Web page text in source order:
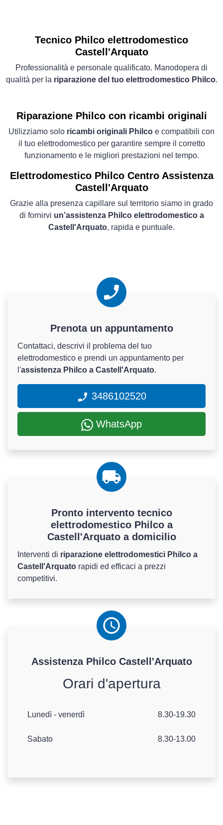
Tecnico Philco elettrodomestico
Castell'Arquato
Professionalità e personale qualificato. Manodopera di
qualità per la riparazione del tuo elettrodomestico Philco.
Riparazione Philco con ricambi originali
Utilizziamo solo ricambi originali Philco e compatibili con
il tuo elettrodomestico per garantire sempre il corretto
funzionamento e le migliori prestazioni nel tempo.
ElettrodomesticoPhilco Centro Assistenza
Castell'Arquato
Grazie alla presenza capillare sul territorio siamo in grado
di fornirvi un’assistenza Philco elettrodomestico a
Castell'Arquato, rapida e puntuale.
Prenota un appuntamento
Contattaci, descrivi il problema del tuo
elettrodomestico e prendi un appuntamento per
l'assistenza Philco a Castell'Arquato.
3486102520
WhatsApp
Pronto intervento tecnico
elettrodomestico Philco a
Castell'Arquato a domicilio
Interventi di riparazione elettrodomestici Philco a
Castell'Arquato rapidi ed efficaci a prezzi
competitivi.
Assistenza PhilcoCastell'Arquato
Orari d'apertura
Lunedì - venerdì 8.30-19.30
Sabato 8.30-13.00